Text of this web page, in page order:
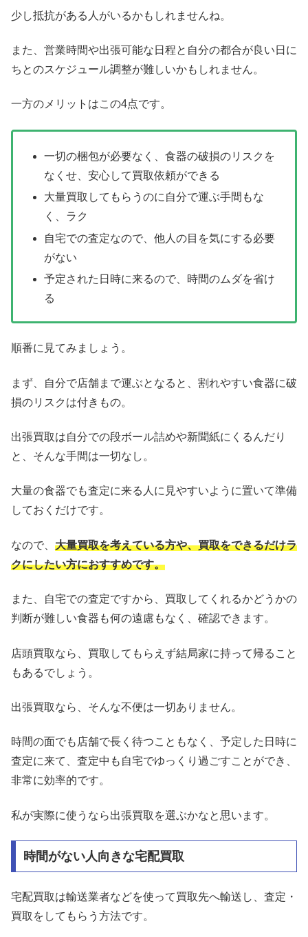
少し抵抗がある人がいるかもしれませんね。
また、営業時間や出張可能な日程と自分の都合が良い日に
ちとのスケジュール調整が難しいかもしれません。
一方のメリットはこの4点です。
一切の梱包が必要なく、食器の破損のリスクを
なくせ、安心して買取依頼ができる
大量買取してもらうのに自分で運ぶ手間もな
く、ラク
自宅での査定なので、他人の目を気にする必要
がない
予定された日時に来るので、時間のムダを省け
る
順番に見てみましょう。
まず、自分で店舗まで運ぶとなると、割れやすい食器に破
損のリスクは付きもの。
出張買取は自分での段ボール詰めや新聞紙にくるんだり
と、そんな手間は一切なし。
大量の食器でも査定に来る人に見やすいように置いて準備
しておくだけです。
なので、 大量買取を考えている方や、買取をできるだけラ
クにしたい方におすすめです。
また、自宅での査定ですから、買取してくれるかどうかの
判断が難しい食器も何の遠慮もなく、確認できます。
店頭買取なら、買取してもらえず結局家に持って帰ること
もあるでしょう。
出張買取なら、そんな不便は一切ありません。
時間の面でも店舗で長く待つこともなく、予定した日時に
査定に来て、査定中も自宅でゆっくり過ごすことができ、
非常に効率的です。
私が実際に使うなら出張買取を選ぶかなと思います。
時間がない人向きな宅配買取
宅配買取は輸送業者などを使って買取先へ輸送し、査定・
買取をしてもらう方法です。